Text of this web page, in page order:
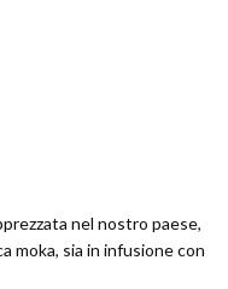
nel nostro paese,
moka, sia in infusione con